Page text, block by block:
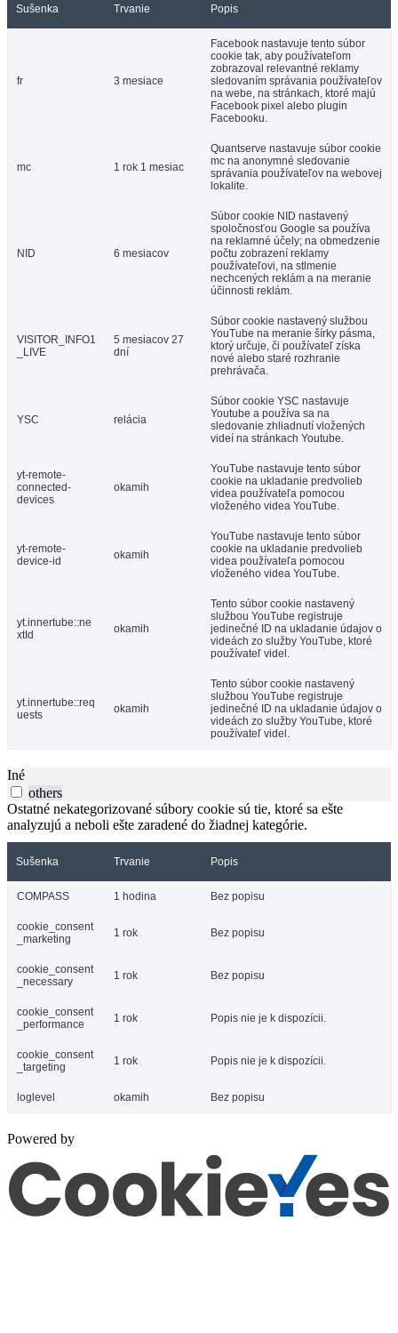
Sušenka Trvanie Popis
fr 3 mesiace
Facebook nastavuje tento súbor
cookie tak, aby používateľom
zobrazoval relevantné reklamy
sledovaním správania používateľov
na webe, na stránkach, ktoré majú
Facebook pixel alebo plugin
Facebooku.
mc 1 rok 1 mesiac
Quantserve nastavuje súbor cookie
mc na anonymné sledovanie
správania používateľov na webovej
lokalite.
NID 6 mesiacov
Súbor cookie NID nastavený
spoločnosťou Google sa používa
na reklamné účely; na obmedzenie
počtu zobrazení reklamy
používateľovi, na stlmenie
nechcených reklám a na meranie
účinnosti reklám.
VISITOR_INFO1
_LIVE
5 mesiacov 27
dní
Súbor cookie nastavený službou
YouTube na meranie šírky pásma,
ktorý určuje, či používateľ získa
nové alebo staré rozhranie
prehrávača.
YSC relácia
Súbor cookie YSC nastavuje
Youtube a používa sa na
sledovanie zhliadnutí vložených
videí na stránkach Youtube.
yt-remote-
connected-
devices
okamih
YouTube nastavuje tento súbor
cookie na ukladanie predvolieb
videa používateľa pomocou
vloženého videa YouTube.
yt-remote-
device-id
okamih
YouTube nastavuje tento súbor
cookie na ukladanie predvolieb
videa používateľa pomocou
vloženého videa YouTube.
yt.innertube::ne
xtId
okamih
Tento súbor cookie nastavený
službou YouTube registruje
jedinečné ID na ukladanie údajov o
videách zo služby YouTube, ktoré
používateľ videl.
yt.innertube::req
uests
okamih
Tento súbor cookie nastavený
službou YouTube registruje
jedinečné ID na ukladanie údajov o
videách zo služby YouTube, ktoré
používateľ videl.
Iné
others
Ostatné nekategorizované súbory cookie sú tie, ktoré sa ešte
analyzujú a neboli ešte zaradené do žiadnej kategórie.
Sušenka Trvanie Popis
COMPASS 1 hodina Bez popisu
cookie_consent
_marketing
1 rok Bez popisu
cookie_consent
_necessary
1 rok Bez popisu
cookie_consent
_performance
1 rok Popis nie je k dispozícii.
cookie_consent
_targeting
1 rok Popis nie je k dispozícii.
loglevel okamih Bez popisu
Powered by